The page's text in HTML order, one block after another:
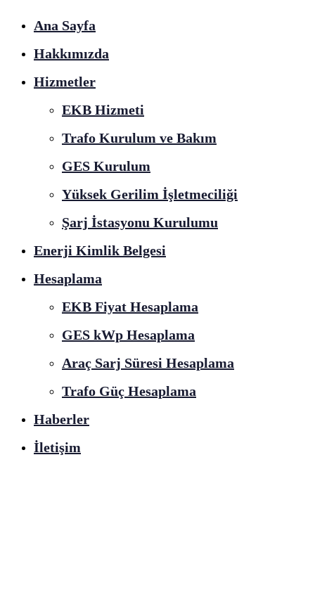
Ana Sayfa
Hakkımızda
Hizmetler
EKB Hizmeti
Trafo Kurulum ve Bakım
GES Kurulum
Yüksek Gerilim İşletmeciliği
Şarj İstasyonu Kurulumu
Enerji Kimlik Belgesi
Hesaplama
EKB Fiyat Hesaplama
GES kWp Hesaplama
Araç Sarj Süresi Hesaplama
Trafo Güç Hesaplama
Haberler
İletişim